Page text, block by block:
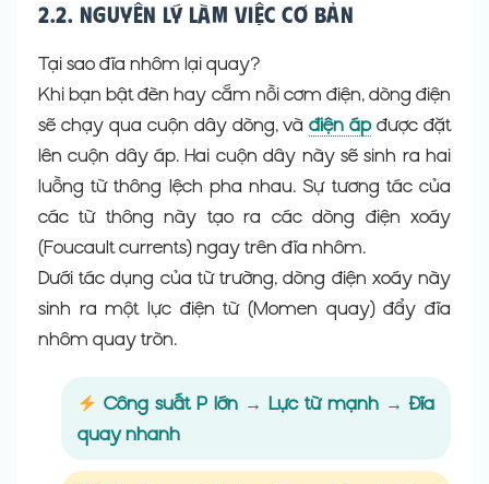
2.2. Nguyên lý làm việc cơ bản
Tại sao đĩa nhôm lại quay?
Khi bạn bật đèn hay cắm nồi cơm điện, dòng điện
sẽ chạy qua cuộn dây dòng, vàđiện ápđược đặt
lên cuộn dây áp. Hai cuộn dây này sẽ sinh ra hai
luồng từ thông lệch pha nhau. Sự tương tác của
các từ thông này tạo ra các dòng điện xoáy
(Foucault currents) ngay trên đĩa nhôm.
Dưới tác dụng của từ trường, dòng điện xoáy này
sinh ra một lực điện từ (Momen quay) đẩy đĩa
nhôm quay tròn.
Công suất P lớn → Lực từ mạnh → Đĩa
quay nhanh